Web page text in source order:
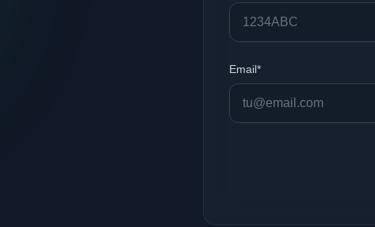
Email*